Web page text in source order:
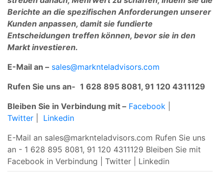
Berichte an die spezifischen Anforderungen unserer
Kunden anpassen, damit sie fundierte
Entscheidungen treffen können, bevor sie in den
Markt investieren.
E-Mail an – sales@marknteladvisors.com
Rufen Sie uns an- 1 628 895 8081, 91 120 4311129
Bleiben Sie in Verbindung mit – Facebook
Twitter
Linkedin
E-Mail an sales@marknteladvisors.com Rufen Sie uns
an - 1 628 895 8081, 91 120 4311129 Bleiben Sie mit
Facebook in Verbindung | Twitter | Linkedin